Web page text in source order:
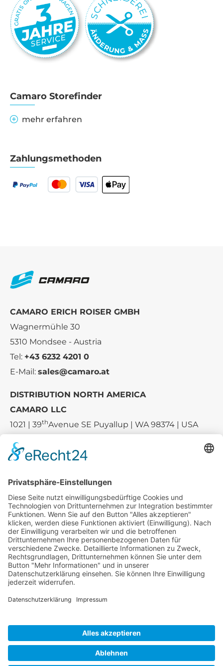
Camaro Storefinder
mehr erfahren
Zahlungsmethoden
CAMARO ERICH ROISER GMBH
Wagnermühle 30
5310 Mondsee - Austria
Tel: +43 6232 4201 0
E-Mail: sales@camaro.at
DISTRIBUTION NORTH AMERICA
CAMARO LLC
1021 | 39thAvenue SE Puyallup | WA 98374 | USA
Tel.:+1 253-867-57 35
Unternehmen
Service
Media
© 2026 - Camaro Erich Roiser GmbH
AGB Impressum